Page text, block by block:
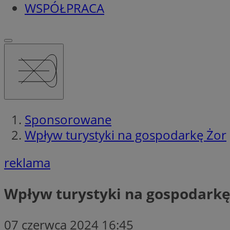
WSPÓŁPRACA
Sponsorowane
Wpływ turystyki na gospodarkę Żor
reklama
Wpływ turystyki na
07 czerwca 2024 16:45